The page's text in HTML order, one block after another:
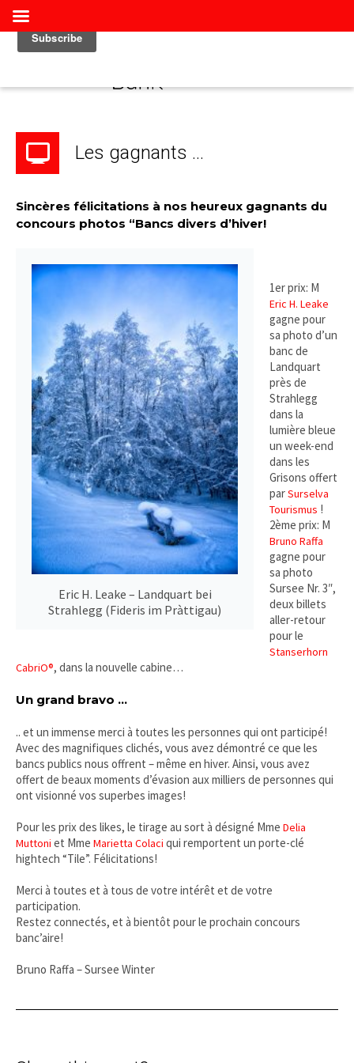
Les gagnants …
Sincères félicitations à nos heureux gagnants du
concours photos “Bancs divers d’hiver!
Eric H. Leake – Landquart bei
Strahlegg (Fideris im Pràttigau)
1er prix: M
Eric H. Leake
gagne pour
sa photo d’un
banc de
Landquart
près de
Strahlegg
dans la
lumière bleue
un week-end
dans les
Grisons offert
parSurselva
Tourismus !
2ème prix: M
Bruno Raffa
gagne pour
sa photo
Sursee Nr. 3″,
deux billets
aller-retour
pour le
Stanserhorn
CabriO®, dans la nouvelle cabine…
Un grand bravo …
.. et un immense merci à toutes les personnes qui ont participé!
Avec des magnifiques clichés, vous avez démontré ce que les
bancs publics nous offrent – même en hiver. Ainsi, vous avez
offert de beaux moments d’évasion aux milliers de personnes qui
ont visionné vos superbes images!
Pour les prix des likes, le tirage au sort à désigné Mme Delia
Muttoni et Mme Marietta Colaci qui remportent un porte-clé
hightech “Tile”. Félicitations!
Merci à toutes et à tous de votre intérêt et de votre
participation.
Restez connectés, et à bientôt pour le prochain concours
banc’aire!
Bruno Raffa – Sursee Winter